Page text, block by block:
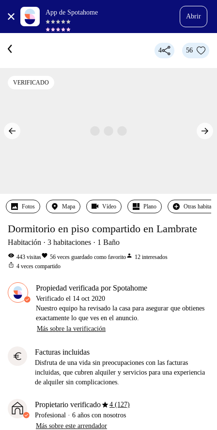
App de Spotahome
Abrir
4 56
VERIFICADO
Fotos Mapa Vídeo Plano Otras
Dormitorio en piso compartido en Lambrate
Habitación 3 habitaciones 1 Baño
visibility 443 visitasfavorite 56 veces guardado como favoritoperson 12 interesados
ios_share 4 veces compartido
Propiedad verificada por Spotahome
Verificado el 14 oct 2020
Nuestro equipo ha revisado la casa para asegurar que obtienes
exactamente lo que ves en el anuncio.
Más sobre la verificación
euro Facturas incluidas
Disfruta de una vida sin preocupaciones con las facturas
incluidas, que cubren alquiler y servicios para una experiencia
de alquiler sin complicaciones.
Propietario verificadostar4 (127)
Profesional · 6 años con nosotros
Más sobre este arrendador